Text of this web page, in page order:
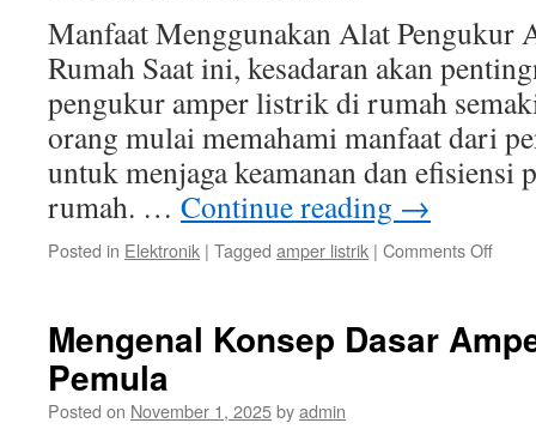
Manfaat Menggunakan Alat
Rumah Saat ini, kesadaran akan
pengukur amper listrik di rumah
orang mulai memahami manfaat dari
untuk menjaga keamanan dan
rumah. … Continue reading →
Posted in Elektronik | Tagged amper listrik | Comments Offon
Mengenal Konsep Dasar
Pemula
Posted on November 1, 2025byadmin